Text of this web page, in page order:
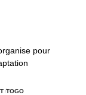
pour
TOGO